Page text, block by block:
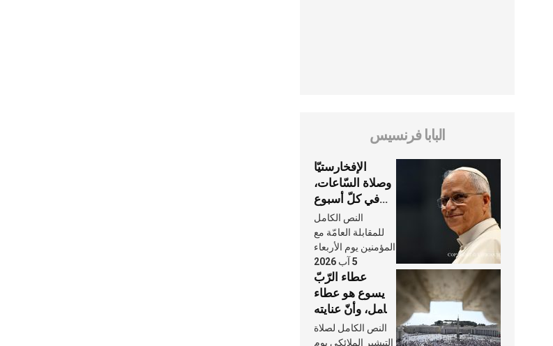
البابا فرنسيس
الإفخارستيّا
وصلاة السّاعات،
في كلّ أسبوع
وكلّ يوم، هما
النَّفَس في حياة
الكنيسة
النص الكامل
للمقابلة العامّة مع
المؤمنين يوم الأربعاء
5 آب 2026
عطاء الرّبّ
يسوع هو عطاء
شامل، وأنّ عنايته
بنا لا تغيب عنّا
أبدًا
النص الكامل لصلاة
التبشير الملائكي يوم